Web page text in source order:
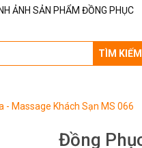
ẢNH SẢN PHẨM ĐỒNG PHỤC
TÌM KIẾM
- Massage Khách Sạn MS 066
Đồng